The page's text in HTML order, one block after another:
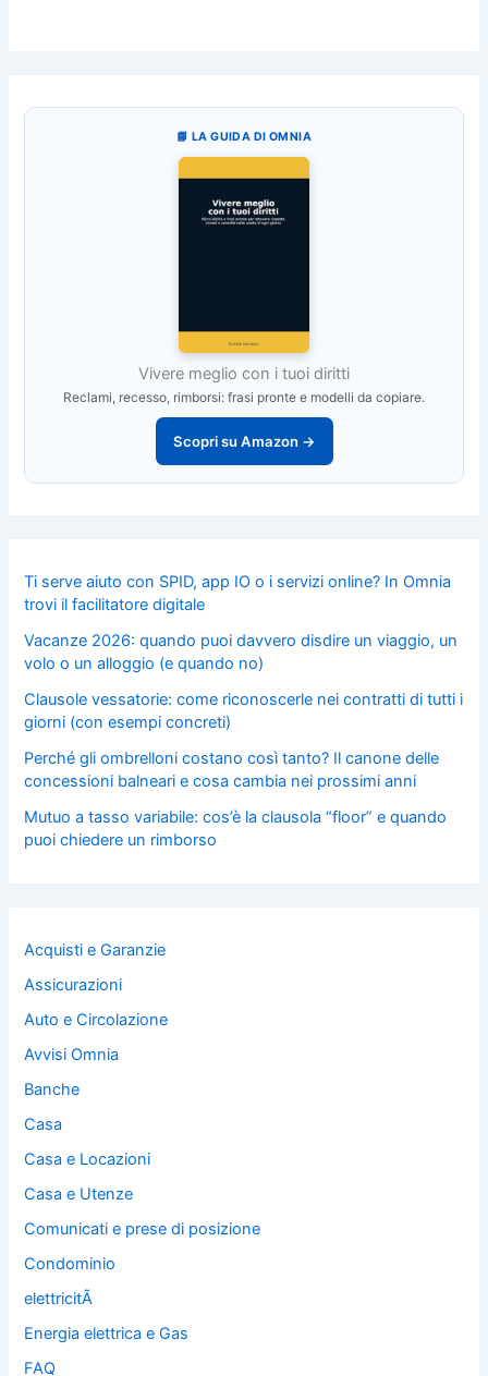
📘 LA GUIDA DI OMNIA
Vivere meglio con i tuoi diritti
Reclami, recesso, rimborsi: frasi pronte e modelli da copiare.
Scopri su Amazon →
Ti serve aiuto con SPID, app IO o i servizi online? In Omnia
trovi il facilitatore digitale
Vacanze 2026: quando puoi davvero disdire un viaggio, un
volo o un alloggio (e quando no)
Clausole vessatorie: come riconoscerle nei contratti di tutti i
giorni (con esempi concreti)
Perché gli ombrelloni costano così tanto? Il canone delle
concessioni balneari e cosa cambia nei prossimi anni
Mutuo a tasso variabile: cos’è la clausola “floor” e quando
puoi chiedere un rimborso
Acquisti e Garanzie
Assicurazioni
Auto e Circolazione
Avvisi Omnia
Banche
Casa
Casa e Locazioni
Casa e Utenze
Comunicati e prese di posizione
Condominio
elettricitÃ
Energia elettrica e Gas
FAQ